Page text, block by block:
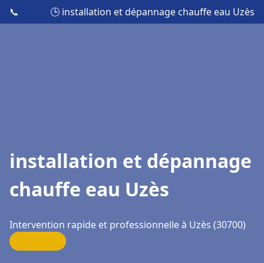
📞 🕒 installation et dépannage chauffe eau Uzès
installation et dépannage
chauffe eau Uzès
Intervention rapide et professionnelle à Uzès (30700)